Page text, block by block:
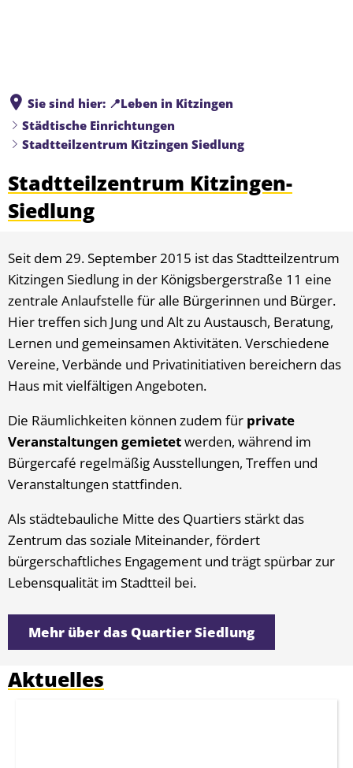
Sie sind hier: 📍Leben in Kitzingen
Städtische Einrichtungen
Stadtteilzentrum Kitzingen Siedlung
Stadtteilzentrum Kitzingen-
Siedlung
Seit dem 29. September 2015 ist das Stadtteilzentrum
Kitzingen Siedlung in der Königsbergerstraße 11 eine
zentrale Anlaufstelle für alle Bürgerinnen und Bürger.
Hier treffen sich Jung und Alt zu Austausch, Beratung,
Lernen und gemeinsamen Aktivitäten. Verschiedene
Vereine, Verbände und Privatinitiativen bereichern das
Haus mit vielfältigen Angeboten.
Die Räumlichkeiten können zudem für private
Veranstaltungen gemietetwerden, während im
Bürgercafé regelmäßig Ausstellungen, Treffen und
Veranstaltungen stattfinden.
Als städtebauliche Mitte des Quartiers stärkt das
Zentrum das soziale Miteinander, fördert
bürgerschaftliches Engagement und trägt spürbar zur
Lebensqualität im Stadtteil bei.
Mehr über das Quartier Siedlung
Aktuelles